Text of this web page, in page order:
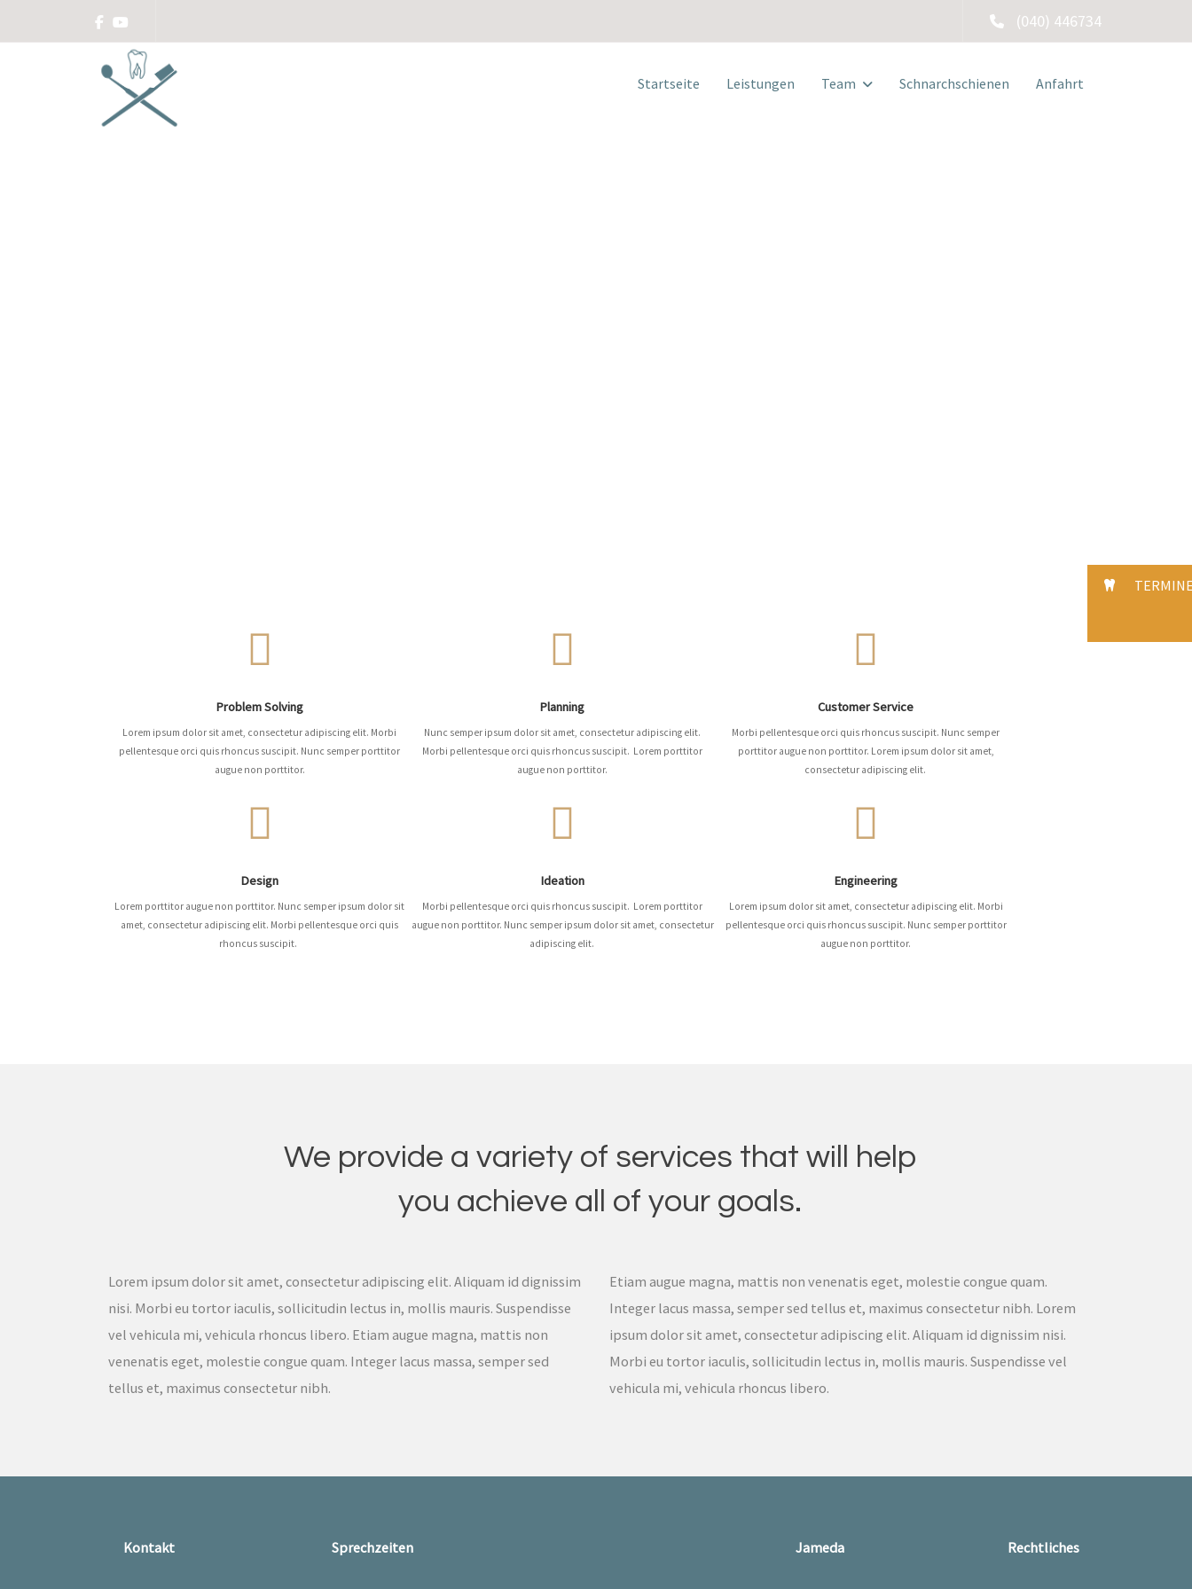
(040) 446734
Startseite Leistungen Team Schnarchschienen Anfahrt
Problem Solving
Lorem ipsum dolor sit amet, consectetur adipiscing elit. Morbi
pellentesque orci quis rhoncus suscipit. Nunc semper porttitor
augue non porttitor.
Planning
Nunc semper ipsum dolor sit amet, consectetur adipiscing elit.
Morbi pellentesque orci quis rhoncus suscipit. Lorem porttitor
augue non porttitor.
Customer Service
Morbi pellentesque orci quis rhoncus suscipit. Nunc semper
porttitor augue non porttitor. Lorem ipsum dolor sit amet,
consectetur adipiscing elit.
Design
Lorem porttitor augue non porttitor. Nunc semper ipsum dolor sit
amet, consectetur adipiscing elit. Morbi pellentesque orci quis
rhoncus suscipit.
Ideation
Morbi pellentesque orci quis rhoncus suscipit. Lorem porttitor
augue non porttitor. Nunc semper ipsum dolor sit amet, consectetur
adipiscing elit.
Engineering
Lorem ipsum dolor sit amet, consectetur adipiscing elit. Morbi
pellentesque orci quis rhoncus suscipit. Nunc semper porttitor
augue non porttitor.
We provide a variety of services that will help
you achieve all of your goals.
Lorem ipsum dolor sit amet, consectetur adipiscing elit. Aliquam id dignissim
nisi. Morbi eu tortor iaculis, sollicitudin lectus in, mollis mauris. Suspendisse
vel vehicula mi, vehicula rhoncus libero. Etiam augue magna, mattis non
venenatis eget, molestie congue quam. Integer lacus massa, semper sed
tellus et, maximus consectetur nibh.
Etiam augue magna, mattis non venenatis eget, molestie congue quam.
Integer lacus massa, semper sed tellus et, maximus consectetur nibh. Lorem
ipsum dolor sit amet, consectetur adipiscing elit. Aliquam id dignissim nisi.
Morbi eu tortor iaculis, sollicitudin lectus in, mollis mauris. Suspendisse vel
vehicula mi, vehicula rhoncus libero.
Kontakt Sprechzeiten Jameda Rechtliches